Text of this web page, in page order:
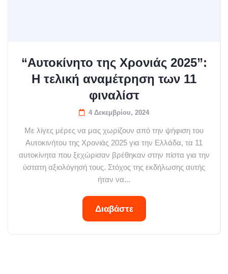
“Αυτοκίνητο της Χρονιάς 2025”:
Η τελική αναμέτρηση των 11
φιναλίστ
4 Δεκεμβρίου, 2024
Με λίγες μέρες να μας χωρίζουν από την ψήφιση του
Αυτοκινήτου της Χρονιάς 2025 για την Ελλάδα, τα 11
αυτοκίνητα που ξεχώρισαν βρέθηκαν στην πίστα για την
ύστατη αξιολόγησή τους. Στόχος της εκδήλωσης αυτής
ήταν να...
Διαβάστε